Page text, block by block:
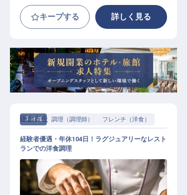
キープする 詳しく見る
正社員 調理（調理師） フレンチ（洋食）
鎌倉古今
経験者優遇・年休104日！ラグジュアリーなレスト
ランでの洋食調理